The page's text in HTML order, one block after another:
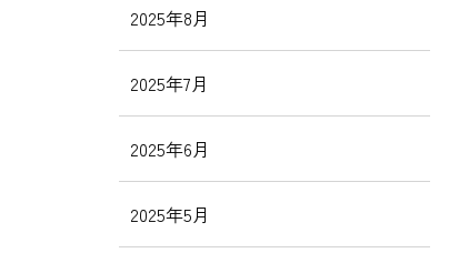
2025年8月
2025年7月
2025年6月
2025年5月